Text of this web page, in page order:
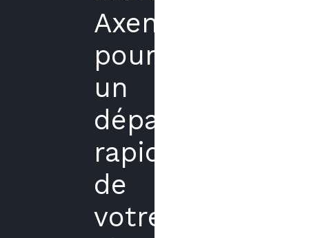
Axenergie
pour
un
dépannage
rapide
de
votre